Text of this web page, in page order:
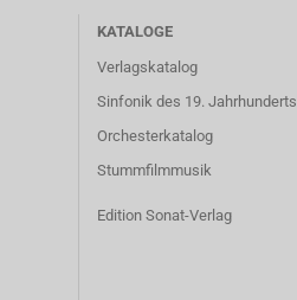
KATALOGE
Verlagskatalog
Sinfonik des 19. Jahrhunderts
Orchesterkatalog
Stummfilmmusik
Edition Sonat-Verlag